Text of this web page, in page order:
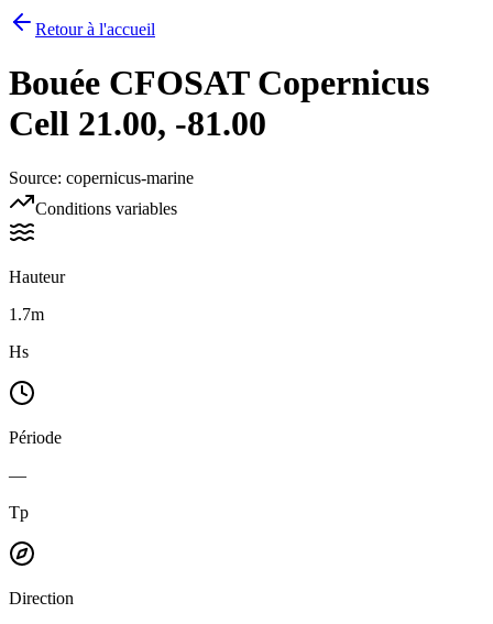
Retour à l'accueil
Bouée CFOSAT Copernicus
Cell 21.00, -81.00
Source: copernicus-marine
Conditions variables
Hauteur
1.7m
Hs
Période
—
Tp
Direction